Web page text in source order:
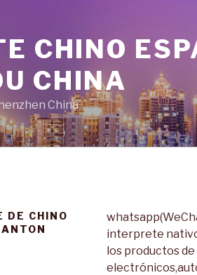
CHINO
CHINA
China
DE CHINO
interprete nativo
los productos